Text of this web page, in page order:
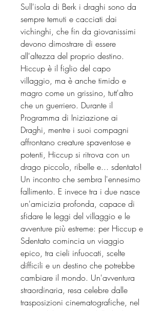
Sull'isola di Berk i draghi sono da
sempre temuti e cacciati dai
vichinghi, che fin da giovanissimi
devono dimostrare di essere
all'altezza del proprio destino.
Hiccup è il figlio del capo
villaggio, ma è anche timido e
magro come un grissino, tutt'altro
che un guerriero. Durante il
Programma di Iniziazione ai
Draghi, mentre i suoi compagni
affrontano creature spaventose e
potenti, Hiccup si ritrova con un
drago piccolo, ribelle e... sdentato!
Un incontro che sembra l'ennesimo
fallimento. E invece tra i due nasce
un'amicizia profonda, capace di
sfidare le leggi del villaggio e le
avventure più estreme: per Hiccup e
Sdentato comincia un viaggio
epico, tra cieli infuocati, scelte
difficili e un destino che potrebbe
cambiare il mondo. Un'avventura
straordinaria, resa celebre dalle
trasposizioni cinematografiche, nel